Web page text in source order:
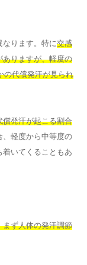
ります。特に交感
りますが、軽度の
の代償発汗が見られ
償発汗が起こる割合
、軽度から中等度の
いてくることもあ
まず人体の発汗調節